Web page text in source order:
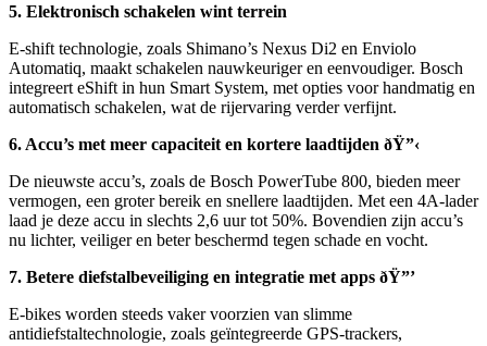
5. Elektronisch schakelen wint terrein
E-shift technologie, zoals Shimano’s Nexus Di2 en Enviolo
Automatiq, maakt schakelen nauwkeuriger en eenvoudiger. Bosch
integreert eShift in hun Smart System, met opties voor handmatig en
automatisch schakelen, wat de rijervaring verder verfijnt.
6. Accu’s met meer capaciteit en kortere laadtijden ðŸ”‹
De nieuwste accu’s, zoals de Bosch PowerTube 800, bieden meer
vermogen, een groter bereik en snellere laadtijden. Met een 4A-lader
laad je deze accu in slechts 2,6 uur tot 50%. Bovendien zijn accu’s
nu lichter, veiliger en beter beschermd tegen schade en vocht.
7. Betere diefstalbeveiliging en integratie met apps ðŸ”’
E-bikes worden steeds vaker voorzien van slimme
antidiefstaltechnologie, zoals geïntegreerde GPS-trackers,